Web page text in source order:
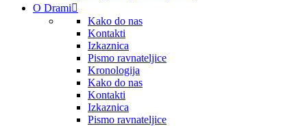
O Drami
Kako do nas
Kontakti
Izkaznica
Pismo ravnateljice
Kronologija
Kako do nas
Kontakti
Izkaznica
Pismo ravnateljice